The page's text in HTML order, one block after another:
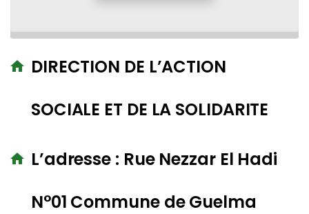
DIRECTION DE L’ACTION
SOCIALE ET DE LA SOLIDARITE
L’adresse : Rue Nezzar El Hadi
N°01 Commune de Guelma